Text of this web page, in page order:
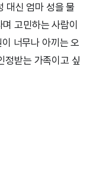
대신 엄마 성을 물
고민하는 사람이
너무나 아끼는 오
정받는 가족이고 싶